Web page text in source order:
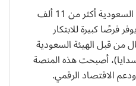
السعودية أكثر من 11 ألف
فرصًا كبيرة للابتكار
من قبل الهيئة السعودية
أصبحت هذه المنصة
الاقتصاد الرقمي.